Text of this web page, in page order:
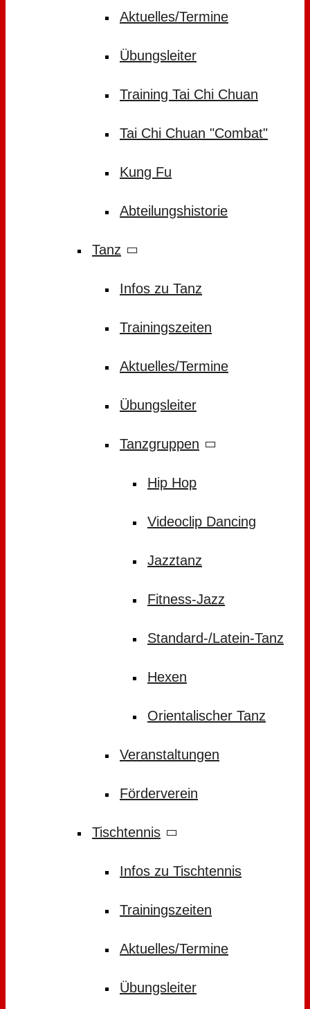
Aktuelles/Termine
Übungsleiter
Training Tai Chi Chuan
Tai Chi Chuan "Combat"
Kung Fu
Abteilungshistorie
Tanz
Infos zu Tanz
Trainingszeiten
Aktuelles/Termine
Übungsleiter
Tanzgruppen
Hip Hop
Videoclip Dancing
Jazztanz
Fitness-Jazz
Standard-/Latein-Tanz
Hexen
Orientalischer Tanz
Veranstaltungen
Förderverein
Tischtennis
Infos zu Tischtennis
Trainingszeiten
Aktuelles/Termine
Übungsleiter